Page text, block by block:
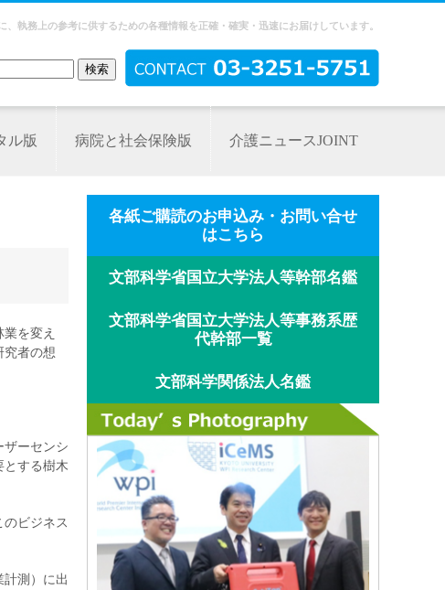
執務上の参考に供するための各種情報を正確・確実・迅速にお届けしています。
ル版 病院と社会保険版 介護ニュースJOINT
を変え
究者の想
ザーセンシ
とする樹木
ビジネス
測）に出
各紙ご購読のお申込み・お問い合せ
はこちら
文部科学省国立大学法人等幹部名鑑
文部科学省国立大学法人等事務系歴
代幹部一覧
文部科学関係法人名鑑